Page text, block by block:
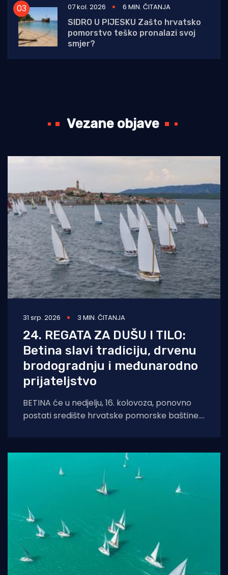
07 kol. 2026
6 MIN. ČITANJA
SIDRO U PIJESKU Zašto hrvatsko
pomorstvo teško pronalazi svoj
smjer?
Vezane objave
31 srp. 2026 3 MIN. ČITANJA
24. REGATA ZA DUŠU I TILO:
Betina slavi tradiciju, drvenu
brodogradnju i međunarodno
prijateljstvo
BETINA će u nedjelju, 16. kolovoza, ponovno
postati središte hrvatske pomorske baštine.